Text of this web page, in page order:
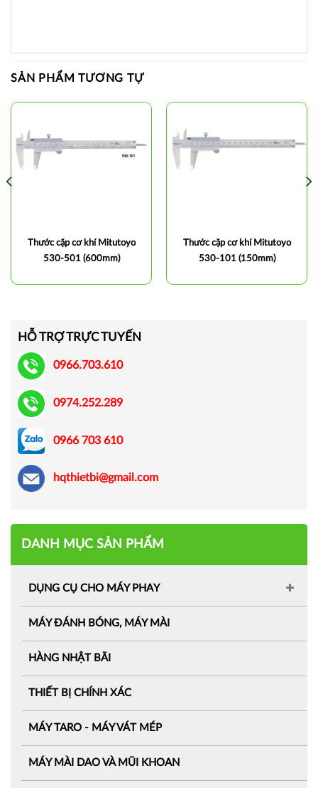
SẢN PHẨM TƯƠNG TỰ
Thước cặp cơ khí Mitutoyo
530-501 (600mm)
Thước cặp cơ khí Mitutoyo
530-101 (150mm)
HỖ TRỢ TRỰC TUYẾN
0966.703.610
0974.252.289
0966 703 610
hqthietbi@gmail.com
DANH MỤC SẢN PHẨM
DỤNG CỤ CHO MÁY PHAY
MÁY ĐÁNH BÓNG, MÁY MÀI
HÀNG NHẬT BÃI
THIẾT BỊ CHÍNH XÁC
MÁY TARO - MÁY VÁT MÉP
MÁY MÀI DAO VÀ MŨI KHOAN